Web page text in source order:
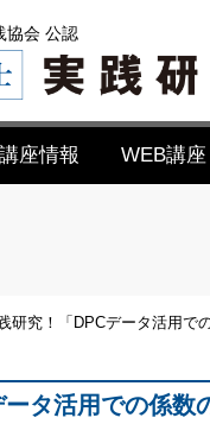
協会 公認
講座情報 WEB講座
研究！「DPCデータ活用で
タ活用での係数